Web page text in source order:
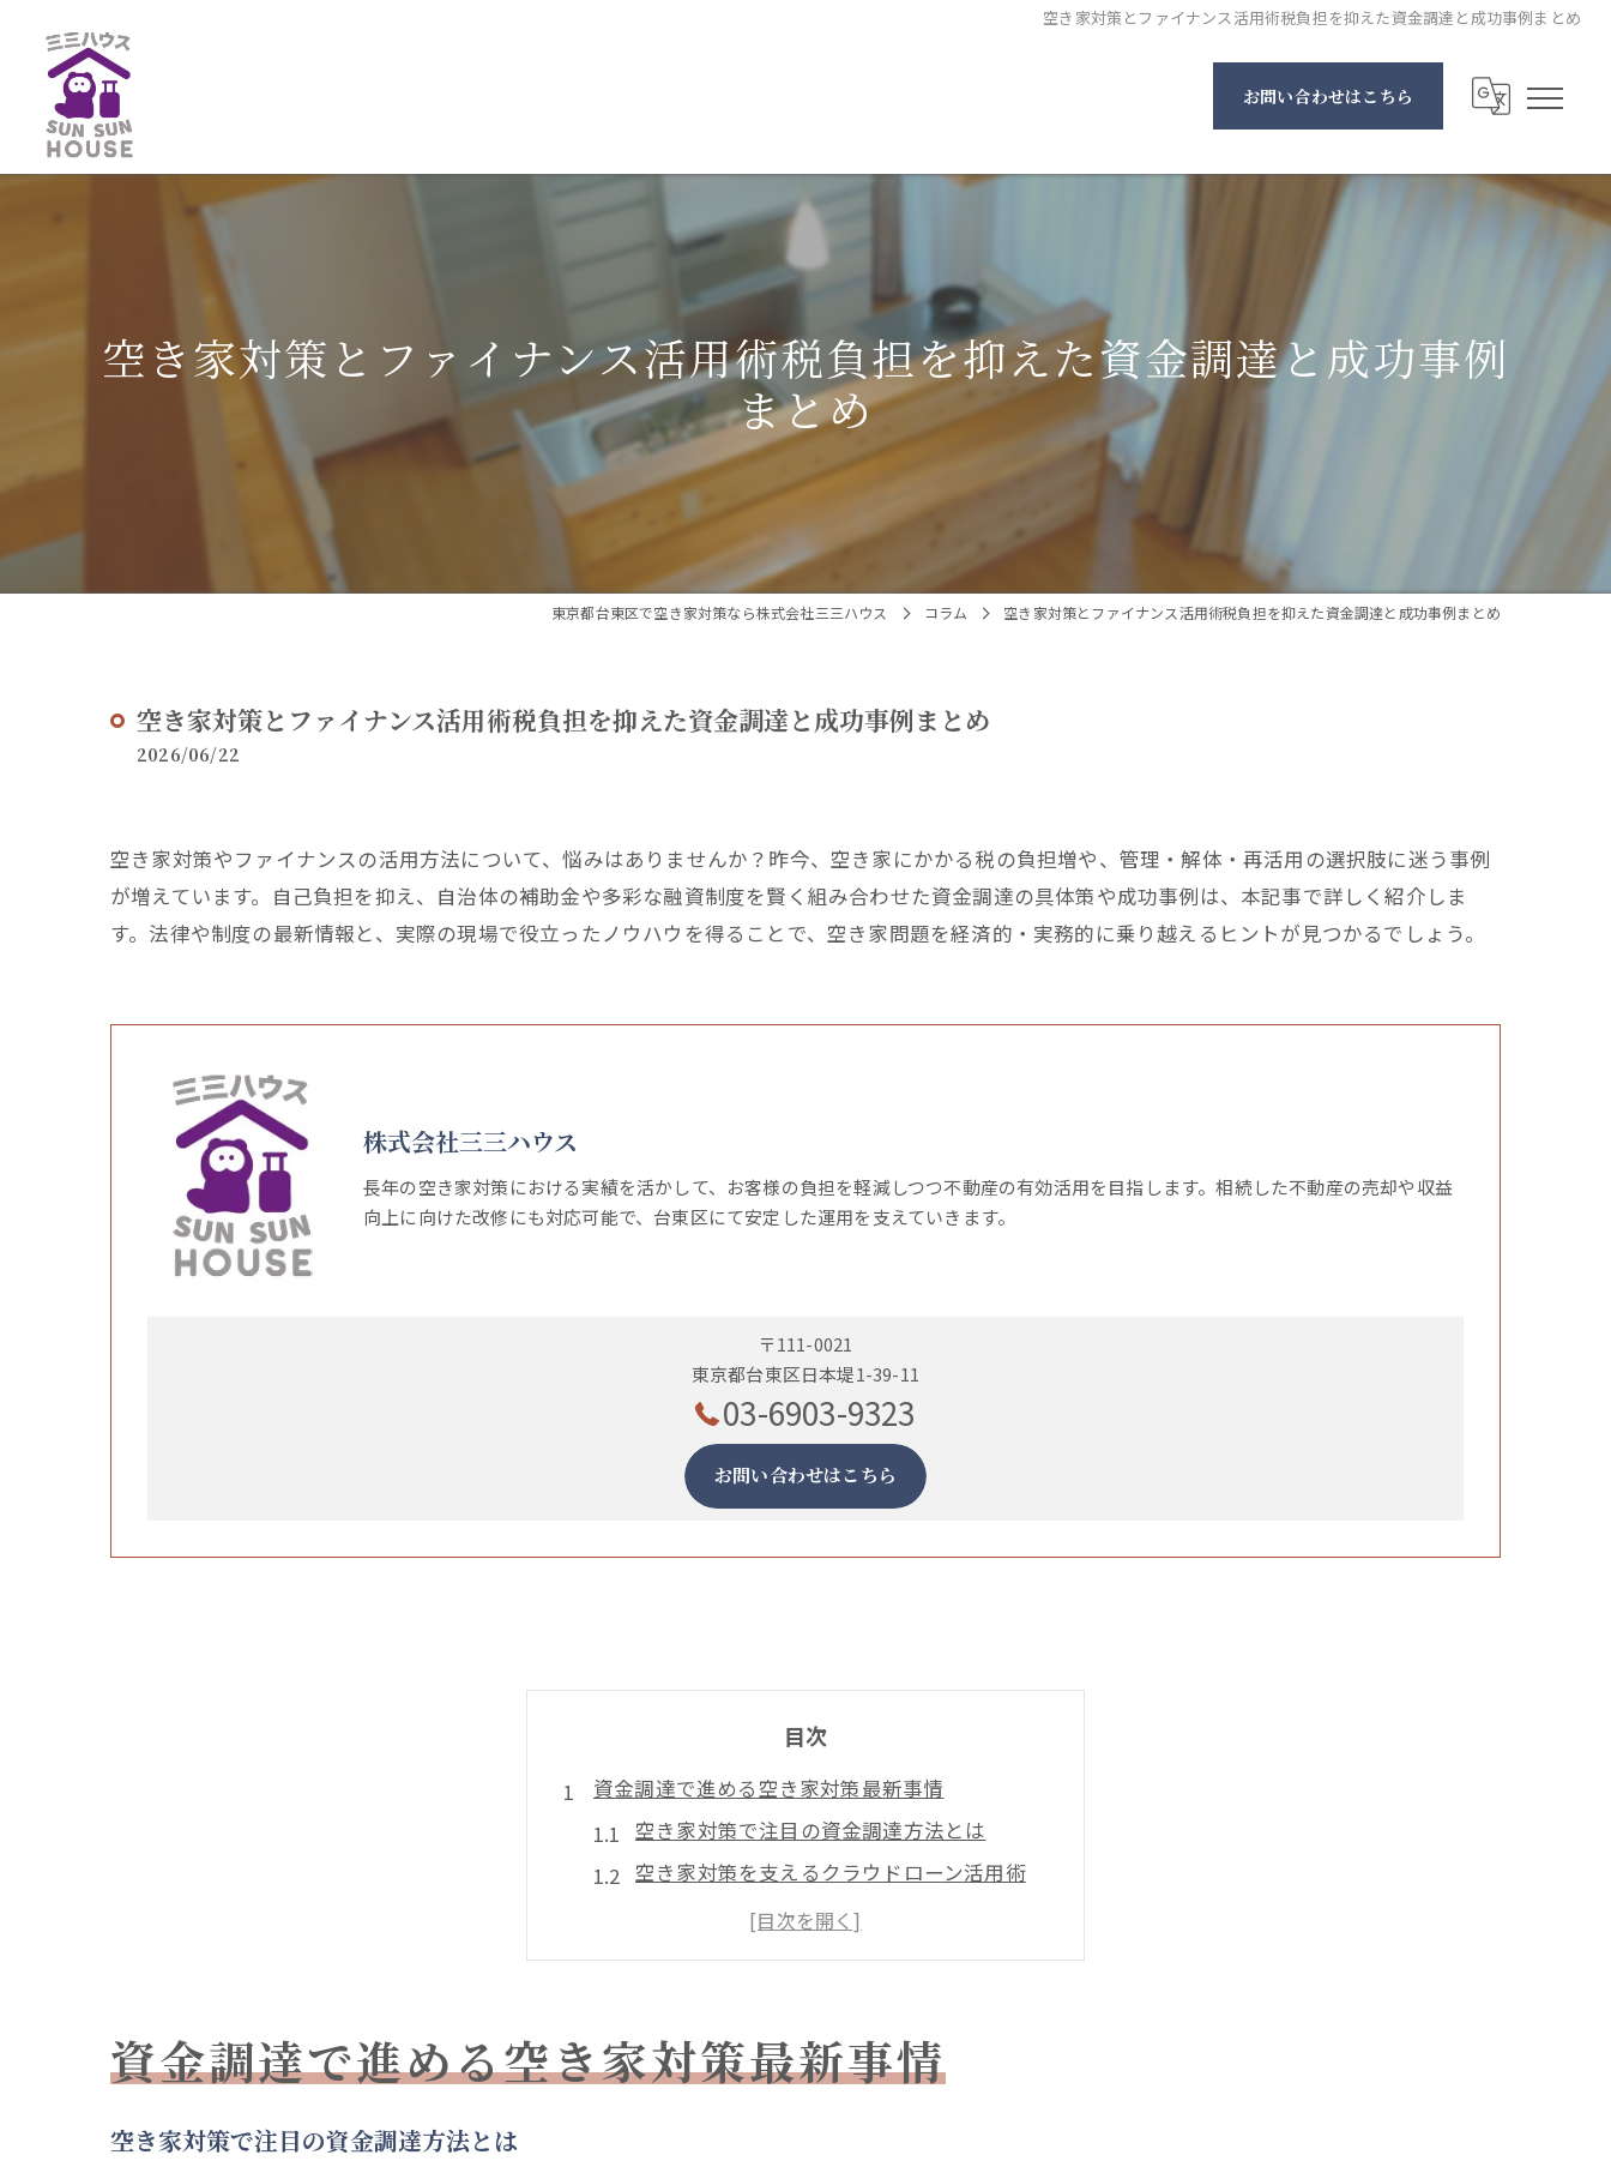
空き家対策とファイナンス活用術税負担を抑えた資金調達と成功事例まとめ
お問い合わせはこちら
空き家対策とファイナンス活用術税負担を抑えた資金調達と成功事例
まとめ
東京都台東区で空き家対策なら株式会社三三ハウス コラム 空き家対策とファイナンス活用術税負担を抑えた資金調達と成功事例まとめ
空き家対策とファイナンス活用術税負担を抑えた資金調達と成功事例まとめ
2026/06/22
空き家対策やファイナンスの活用方法について、悩みはありませんか？昨今、空き家にかかる税の負担増や、管理・解体・再活用の選択肢に迷う事例
が増えています。自己負担を抑え、自治体の補助金や多彩な融資制度を賢く組み合わせた資金調達の具体策や成功事例は、本記事で詳しく紹介しま
す。法律や制度の最新情報と、実際の現場で役立ったノウハウを得ることで、空き家問題を経済的・実務的に乗り越えるヒントが見つかるでしょう。
株式会社三三ハウス
長年の空き家対策における実績を活かして、お客様の負担を軽減しつつ不動産の有効活用を目指します。相続した不動産の売却や収益
向上に向けた改修にも対応可能で、台東区にて安定した運用を支えていきます。
〒111-0021
東京都台東区日本堤1-39-11
03-6903-9323
お問い合わせはこちら
目次
資金調達で進める空き家対策最新事情
空き家対策で注目の資金調達方法とは
空き家対策を支えるクラウドローン活用術
日本政策金融公庫の空き家対策融資制度解説
空き家バンク購入時のローン選択ポイント
税負担軽減を目指す空き家対策の実践法
空き家対策で税負担を抑える基本戦略
資金調達で進める空き家対策最新事情
空き家対策で注目の資金調達方法とは